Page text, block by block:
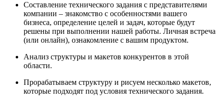
Составление технического задания с представителями
компании – знакомство с особенностями вашего
бизнеса, определение целей и задач, которые будут
решены при выполнении нашей работы. Личная встреча
(или онлайн), ознакомление с вашим продуктом.
Анализ структуры и макетов конкурентов в этой
области.
Прорабатываем структуру и рисуем несколько макетов,
которые подходят под условия технического задания.